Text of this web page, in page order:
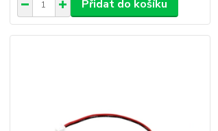
Přidat do košíku